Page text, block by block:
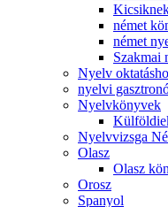
német
német
Szakmai
Nyelv
nyelvi
Nyelvkönyvek
Nyelvvizsga
Olasz
Olasz
Orosz
Spanyol